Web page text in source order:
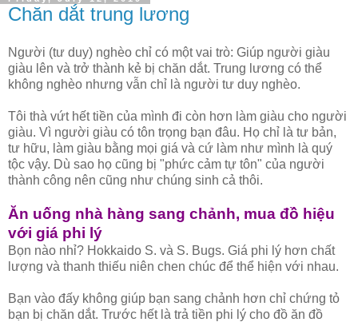
Chăn dắt trung lương
Người (tư duy) nghèo chỉ có một vai trò: Giúp người giàu
giàu lên và trở thành kẻ bị chăn dắt. Trung lương có thể
không nghèo nhưng vẫn chỉ là người tư duy nghèo.
Tôi thà vứt hết tiền của mình đi còn hơn làm giàu cho người
giàu. Vì người giàu có tôn trọng bạn đâu. Họ chỉ là tư bản,
tư hữu, làm giàu bằng mọi giá và cứ làm như mình là quý
tộc vậy. Dù sao họ cũng bị "phức cảm tự tôn" của người
thành công nên cũng như chúng sinh cả thôi.
Ăn uống nhà hàng sang chảnh, mua đồ hiệu
với giá phi lý
Bọn nào nhỉ? Hokkaido S. và S. Bugs. Giá phi lý hơn chất
lượng và thanh thiếu niên chen chúc để thể hiện với nhau.
Bạn vào đấy không giúp bạn sang chảnh hơn chỉ chứng tỏ
bạn bị chăn dắt. Trước hết là trả tiền phi lý cho đồ ăn đồ